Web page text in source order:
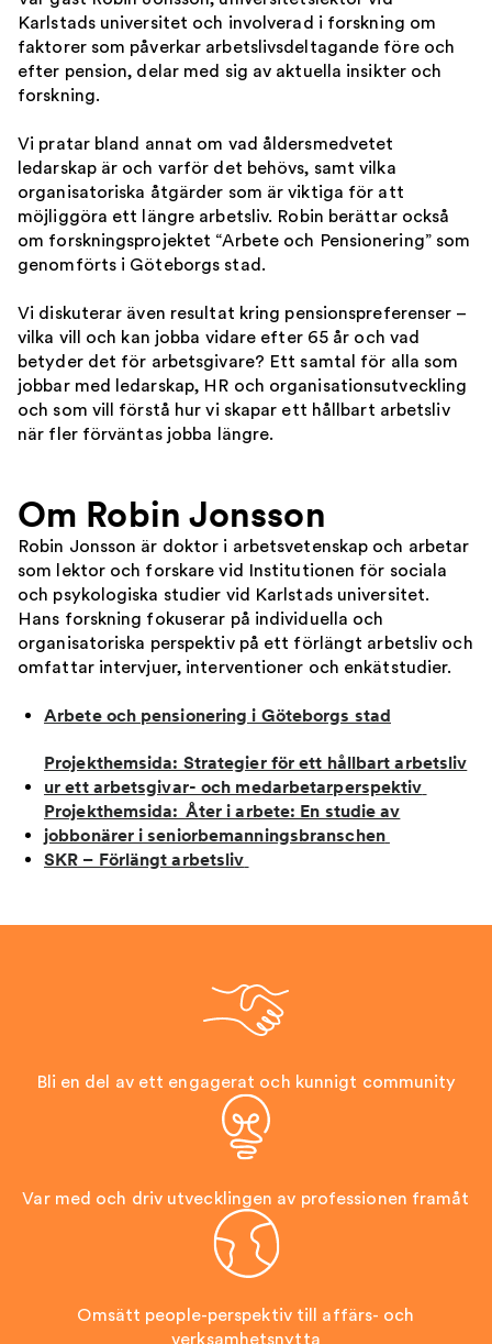
Karlstads universitet och involverad i forskning om
faktorer som påverkar arbetslivsdeltagande före och
efter pension, delar med sig av aktuella insikter och
forskning.
Vi pratar bland annat om vad åldersmedvetet
ledarskap är och varför det behövs, samt vilka
organisatoriska åtgärder som är viktiga för att
möjliggöra ett längre arbetsliv. Robin berättar också
om forskningsprojektet “Arbete och Pensionering” som
genomförts i Göteborgs stad.
Vi diskuterar även resultat kring pensionspreferenser –
vilka vill och kan jobba vidare efter 65 år och vad
betyder det för arbetsgivare? Ett samtal för alla som
jobbar med ledarskap, HR och organisationsutveckling
och som vill förstå hur vi skapar ett hållbart arbetsliv
när fler förväntas jobba längre.
Om Robin Jonsson
Robin Jonsson är doktor i arbetsvetenskap och arbetar
som lektor och forskare vid Institutionen för sociala
och psykologiska studier vid Karlstads universitet.
Hans forskning fokuserar på individuella och
organisatoriska perspektiv på ett förlängt arbetsliv och
omfattar intervjuer, interventioner och enkätstudier.
Arbete och pensionering i Göteborgs stad
Projekthemsida: Strategier för ett hållbart arbetsliv
ur ett arbetsgivar- och medarbetarperspektiv
Projekthemsida: Åter i arbete: En studie av
jobbonärer i seniorbemanningsbranschen
SKR – Förlängt arbetsliv
Bli en del av ett engagerat och kunnigt community
Var med och driv utvecklingen av professionen framåt
Omsätt people-perspektiv till affärs- och
verksamhetsnytta